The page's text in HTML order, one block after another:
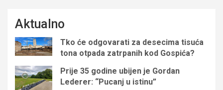
Aktualno
Tko će odgovarati za desecima tisuća
tona otpada zatrpanih kod Gospića?
Prije 35 godine ubijen je Gordan
Lederer: “Pucanj u istinu”